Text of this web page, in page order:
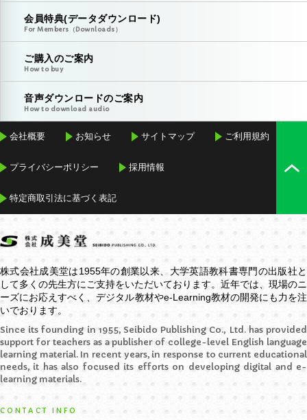
会員特典(データダウンロード)
For Members（Downloads）
ご購入のご案内
How to buy
音声ダウンロードのご案内
How to download audio
会社概要 お知らせ サイトマップ ご利用規約
プライバシーポリシー 採用情報
特定商取引法に基づく表記
株式会社成美堂は1955年の創業以来、大学英語教科書専門の出版社と
して多くの先生方にご支持をいただいております。近年では、現場のニ
ーズにお応えすべく、デジタル教材やe-Learning教材の開発にも力を注
いでおります。
Since its founding in 1955, Seibido Publishing Co., Ltd. has provided
support for teachers as a publisher of college-level English language
learning material. In recent years, in response to current educational
needs, it has also focused its efforts on developing digital and e-
learning materials.
CONTACT INFO